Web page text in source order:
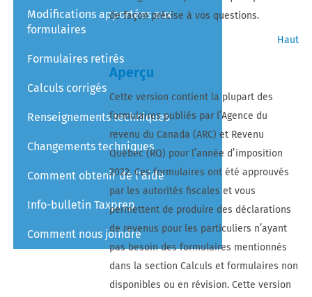
Modifications apportées aux
formulaires
Formulaires retirés
Calculs corrigés
Renseignements techniques
Changements techniques
Comment obtenir de l’aide
Info-bulletin Taxprep
Comment nous joindre
de façon précise à vos questions.
Haut
Aperçu
Cette version contient la plupart des
formulaires publiés par l’Agence du
revenu du Canada (ARC) et Revenu
Québec (RQ) pour l’année d’imposition
2022. Ces formulaires ont été approuvés
par les autorités fiscales et vous
permettent de produire des déclarations
de revenus pour les particuliers n’ayant
pas besoin des formulaires mentionnés
dans la section Calculs et formulaires non
disponibles ou en révision. Cette version